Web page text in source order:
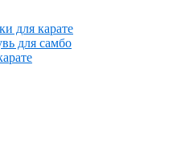
для карате
для самбо